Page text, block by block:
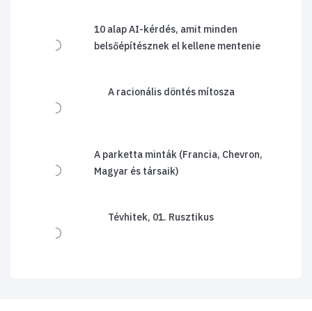
10 alap AI-kérdés, amit minden
belsőépítésznek el kellene mentenie
A racionális döntés mítosza
A parketta minták (Francia, Chevron,
Magyar és társaik)
Tévhitek, 01. Rusztikus